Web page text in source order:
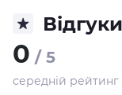
Відгуки
0 / 5
середній рейтинг